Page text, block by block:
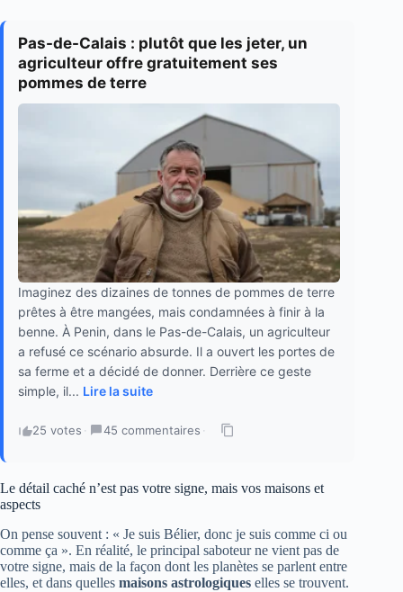
Pas-de-Calais : plutôt que les jeter, un
agriculteur offre gratuitement ses
pommes de terre
Imaginez des dizaines de tonnes de pommes de terre
prêtes à être mangées, mais condamnées à finir à la
benne. À Penin, dans le Pas-de-Calais, un agriculteur
a refusé ce scénario absurde. Il a ouvert les portes de
sa ferme et a décidé de donner. Derrière ce geste
simple, il... Lire la suite
25 votes · 45 commentaires ·
Le détail caché n’est pas votre signe, mais vos maisons et
aspects
On pense souvent : « Je suis Bélier, donc je suis comme ci ou
comme ça ». En réalité, le principal saboteur ne vient pas de
votre signe, mais de la façon dont les planètes se parlent entre
elles, et dans quelles maisons astrologiques elles se trouvent.